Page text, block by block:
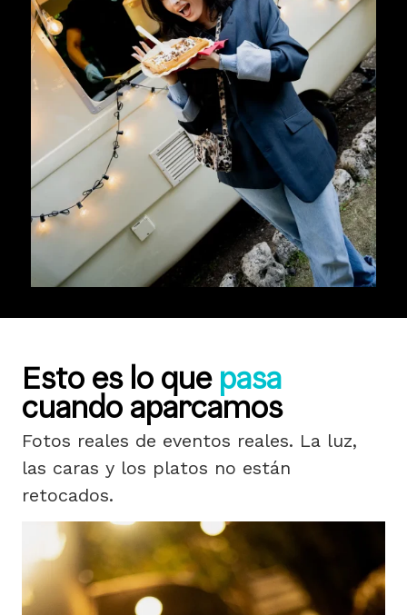
Esto es lo quepasa
cuando aparcamos
Fotos reales de eventos reales. La luz,
las caras y los platos no están
retocados.